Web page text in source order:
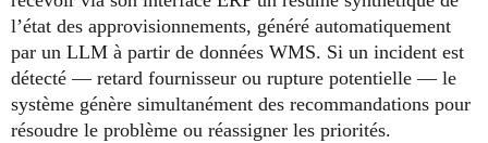
l’état des approvisionnements, généré automatiquement
par un LLM à partir de données WMS. Si un incident est
détecté — retard fournisseur ou rupture potentielle — le
système génère simultanément des recommandations pour
résoudre le problème ou réassigner les priorités.